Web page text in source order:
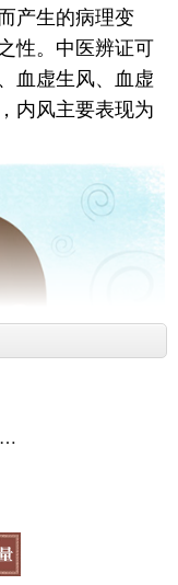
产生的病理变
性。中医辨证可
血虚生风、血虚
内风主要表现为
升的特性，其特